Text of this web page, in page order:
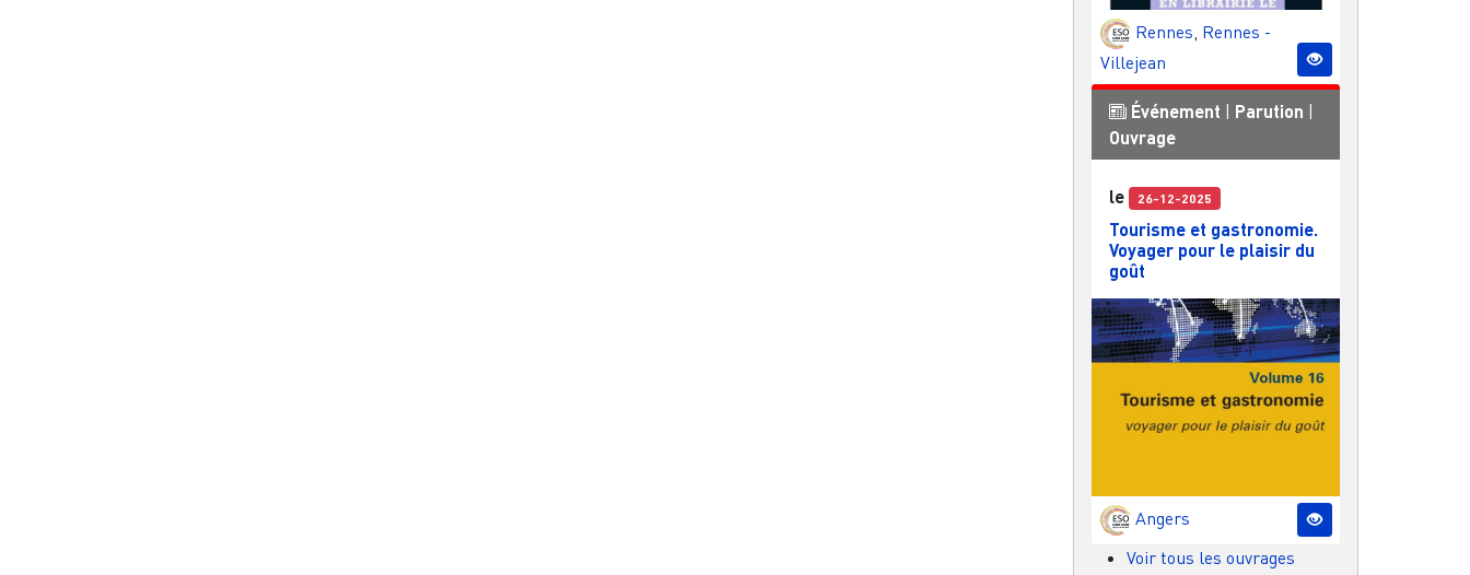
Rennes, Rennes -
Villejean
Événement Parution
Ouvrage
le 26-12-2025
Tourisme et gastronomie.
Voyager pour le plaisir du
goût
Angers
Voir tous les ouvrages